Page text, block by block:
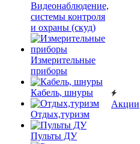
Видеонаблюдение,
системы контроля
и охраны (скуд)
Измерительные
приборы
Кабель, шнуры
Отдых,туризм
Пульты ДУ
Акции